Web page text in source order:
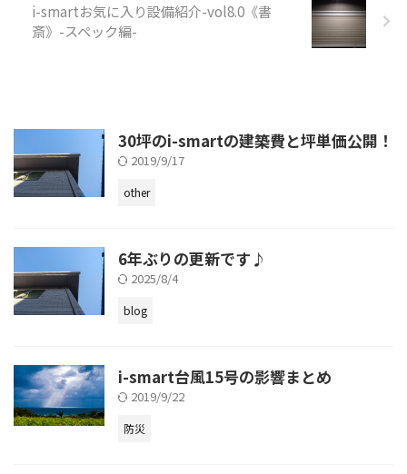
i-smartお気に入り設備紹介-vol8.0《書
斎》-スペック編-
30坪のi-smartの建築費と坪単価公開！
2019/9/17
other
6年ぶりの更新です♪
2025/8/4
blog
i-smart台風15号の影響まとめ
2019/9/22
防災